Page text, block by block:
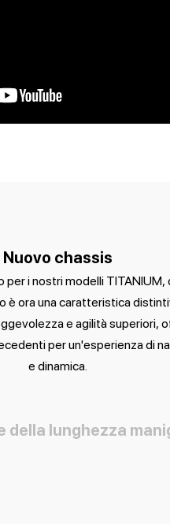
Nuovo chassis
per i nostri modelli
è ora una caratteristica
e agilità superiori,
per un'esperienza di
e dinamica.
della lunghezza